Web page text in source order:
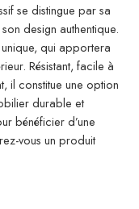
se distingue par sa
design authentique.
qui apportera
Résistant, facile à
il constitue une option
durable et
bénéficier d’une
vous un produit